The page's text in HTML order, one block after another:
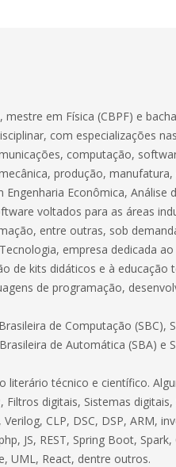
em Física (CBPF) e
com especializações
computação,
produção,
Econômica, Análise
voltados para as áreas
entre outras, sob
empresa dedicada
de kits didáticos e à educação
de programação,
de Computação (SBC),
de Automática (SBA) e
literário técnico e científico.
Filtros digitais, Sistemas
CLP, DSC, DSP, ARM,
JS, REST, Spring Boot, Spark,
UML, React, dentre outros.